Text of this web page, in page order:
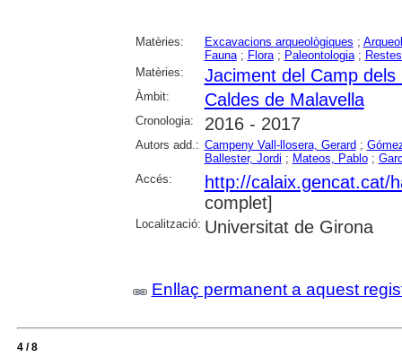
Matèries: Excavacions arqueològiques ;
Fauna; Flora; Paleontologia;
Matèries:
Jaciment del Camp
Àmbit: Caldes de Malavella
Cronologia: 2016 - 2017
Autors add.: Campeny Vall-llosera, Gerard ;
Ballester, Jordi ; Mateos, Pablo;
Accés:
http://calaix.gencat.cat/
complet]
Localització: Universitat de Girona
Enllaç permanent a aquest
4 / 8